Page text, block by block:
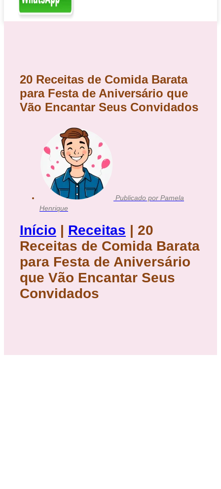
20 Receitas de Comida Barata
para Festa de Aniversário que
Vão Encantar Seus Convidados
Publicado por Pamela
Henrique
Início Receitas
20
Receitas de Comida Barata
para Festa de Aniversário
que Vão Encantar Seus
Convidados